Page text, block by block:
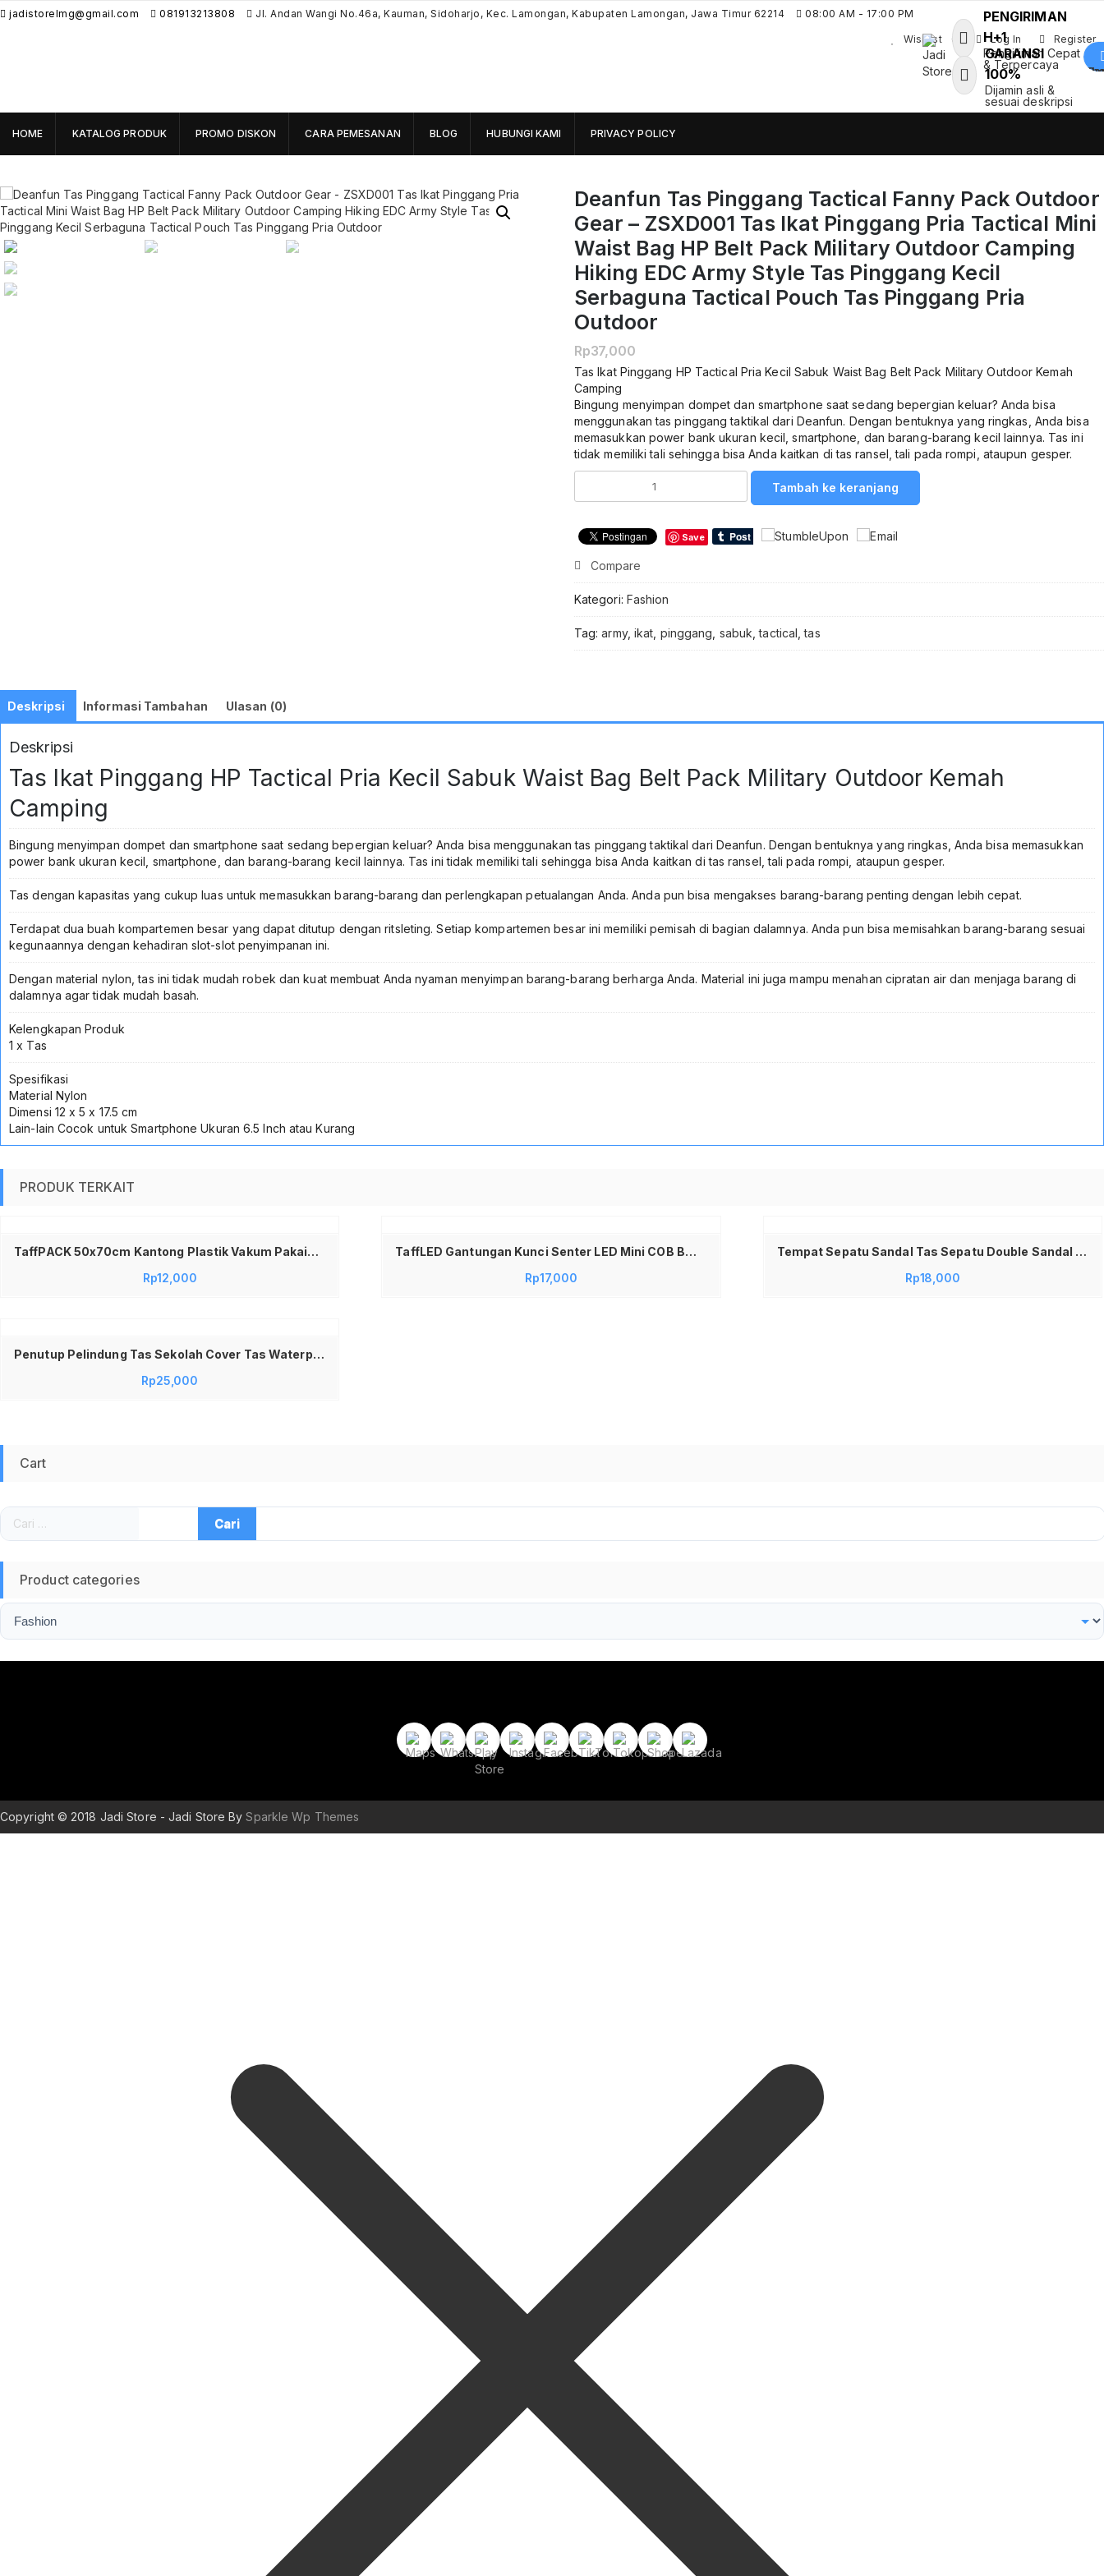
jadistorelmg@gmail.com 081913213808 Jl. Andan Wangi No.46a, Kauman, Sidoharjo, Kec. Lamongan, Kabupaten Lamongan, Jawa Timur 62214 08:00 AM - 17:00 PM
Wishlist Log In Register
Jadi Store
Pusat Aksesoris HP, Komputer &
Produk Unik di Lamongan
PENGIRIMAN
H+1
Pengiriman Cepat
& Terpercaya
GARANSI
100%
Dijamin asli &
sesuai deskripsi
HOME KATALOG PRODUK PROMO DISKON CARA PEMESANAN BLOG HUBUNGI KAMI PRIVACY POLICY
Deanfun Tas Pinggang Tactical Fanny Pack Outdoor
Gear – ZSXD001 Tas Ikat Pinggang Pria Tactical Mini
Waist Bag HP Belt Pack Military Outdoor Camping
Hiking EDC Army Style Tas Pinggang Kecil
Serbaguna Tactical Pouch Tas Pinggang Pria
Outdoor
Rp37,000
Tas Ikat Pinggang HP Tactical Pria Kecil Sabuk Waist Bag Belt Pack Military Outdoor Kemah
Camping
Bingung menyimpan dompet dan smartphone saat sedang bepergian keluar? Anda bisa
menggunakan tas pinggang taktikal dari Deanfun. Dengan bentuknya yang ringkas, Anda bisa
memasukkan power bank ukuran kecil, smartphone, dan barang-barang kecil lainnya. Tas ini
tidak memiliki tali sehingga bisa Anda kaitkan di tas ransel, tali pada rompi, ataupun gesper.
Pinggang
Tactical
Fanny
Outdoor
Gear
-
ZSXD001
Tactical
Bag
HP
Military
Outdoor
Camping
Hiking
EDC
Army
Style
Pinggang
Kecil
Tambah ke keranjang
Save
Compare
Kategori: Fashion
Tag:army, ikat, pinggang, sabuk,tactical,tas
Deskripsi Informasi Tambahan Ulasan (0)
Deskripsi
Tas Ikat Pinggang HP Tactical Pria Kecil Sabuk Waist Bag Belt Pack Military Outdoor Kemah
Camping
Bingung menyimpan dompet dan smartphone saat sedang bepergian keluar? Anda bisa menggunakan tas pinggang taktikal dari Deanfun. Dengan bentuknya yang ringkas, Anda bisa memasukkan
power bank ukuran kecil, smartphone, dan barang-barang kecil lainnya. Tas ini tidak memiliki tali sehingga bisa Anda kaitkan di tas ransel, tali pada rompi, ataupun gesper.
Tas dengan kapasitas yang cukup luas untuk memasukkan barang-barang dan perlengkapan petualangan Anda. Anda pun bisa mengakses barang-barang penting dengan lebih cepat.
Terdapat dua buah kompartemen besar yang dapat ditutup dengan ritsleting. Setiap kompartemen besar ini memiliki pemisah di bagian dalamnya. Anda pun bisa memisahkan barang-barang sesuai
kegunaannya dengan kehadiran slot-slot penyimpanan ini.
Dengan material nylon, tas ini tidak mudah robek dan kuat membuat Anda nyaman menyimpan barang-barang berharga Anda. Material ini juga mampu menahan cipratan air dan menjaga barang di
dalamnya agar tidak mudah basah.
Kelengkapan Produk
1 x Tas
Spesifikasi
Material Nylon
Dimensi 12 x 5 x 17.5 cm
Lain-lain Cocok untuk Smartphone Ukuran 6.5 Inch atau Kurang
PRODUK TERKAIT
TaffPACK 50x70cm Kantong Plastik Vakum Pakaian – Vacuum Compression Bag Travel Organizer Solusi Hemat Ruang Lemari Dan Koper Material Tebal Awet Kedap Udara Proteksi Anti Jamur Jadi Store
Rp12,000
TaffLED Gantungan Kunci Senter LED Mini COB BM-9402 25 Lumens Carabiner Karabiner Lampu Portable 3 Mode Flash SOS Baterai CR2032 untuk Tas Pinggang Camping Hiking Outdoor Emergency
Rp17,000
Tempat Sepatu Sandal Tas Sepatu Double Sandal Pouch Sepatu Sandal
Rp18,000
Penutup Pelindung Tas Sekolah Cover Tas Waterproof Anti Hujan Anti Air Basah Raincover Rain Cover Tas Ransel Backpack Camping Hiking with Reflektor
Rp25,000
Cart
Cari
untuk:
Product categories
Copyright © 2018 Jadi Store - Jadi Store BySparkle Wp Themes